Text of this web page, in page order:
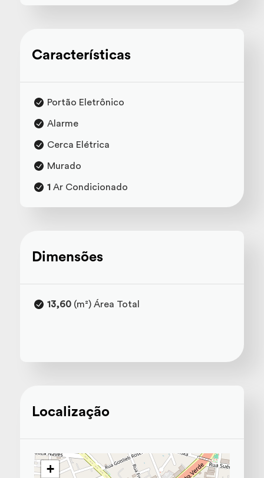
Características
Portão Eletrônico
Alarme
Cerca Elétrica
Murado
1 Ar Condicionado
Dimensões
13,60(m²) Área Total
Localização
+